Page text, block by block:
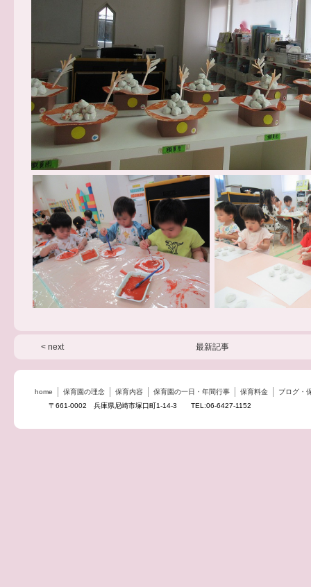
< next 最新記事
home 保育園の理念 保育内容 保育園の一日・年間行事 保育料金
ブログ・
〒661-0002 兵庫県尼崎市塚口町1-14-3 TEL:06-6427-1152